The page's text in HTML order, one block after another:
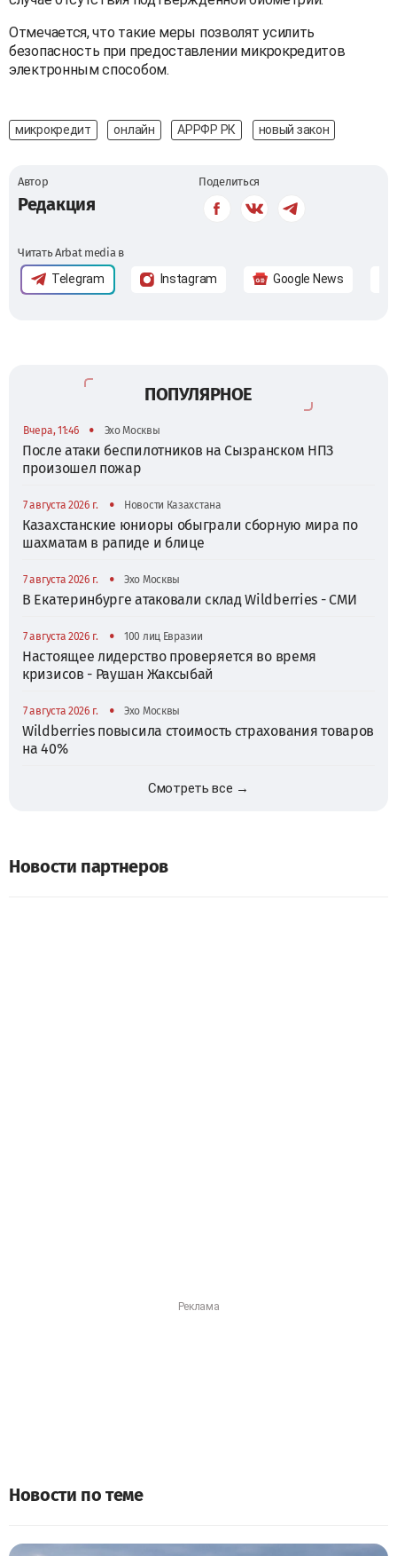
Отмечается, что такие меры позволят усилить
безопасность при предоставлении микрокредитов
электронным способом.
микрокредит онлайн АРРФР РК новый закон
Автор
Редакция
Поделиться
Читать Arbat media в
Telegram Instagram Google News
ПОПУЛЯРНОЕ
Вчера, 11:46 • Эхо Москвы
После атаки беспилотников на Сызранском НПЗ
произошел пожар
7 августа 2026 г. • Новости Казахстана
Казахстанские юниоры обыграли сборную мира по
шахматам в рапиде и блице
7 августа 2026 г. • Эхо Москвы
В Екатеринбурге атаковали склад Wildberries - СМИ
7 августа 2026 г. • 100 лиц Евразии
Настоящее лидерство проверяется во время
кризисов - Раушан Жаксыбай
7 августа 2026 г. • Эхо Москвы
Wildberries повысила стоимость страхования товаров
на 40%
Смотреть все →
Новости партнеров
Новости по теме